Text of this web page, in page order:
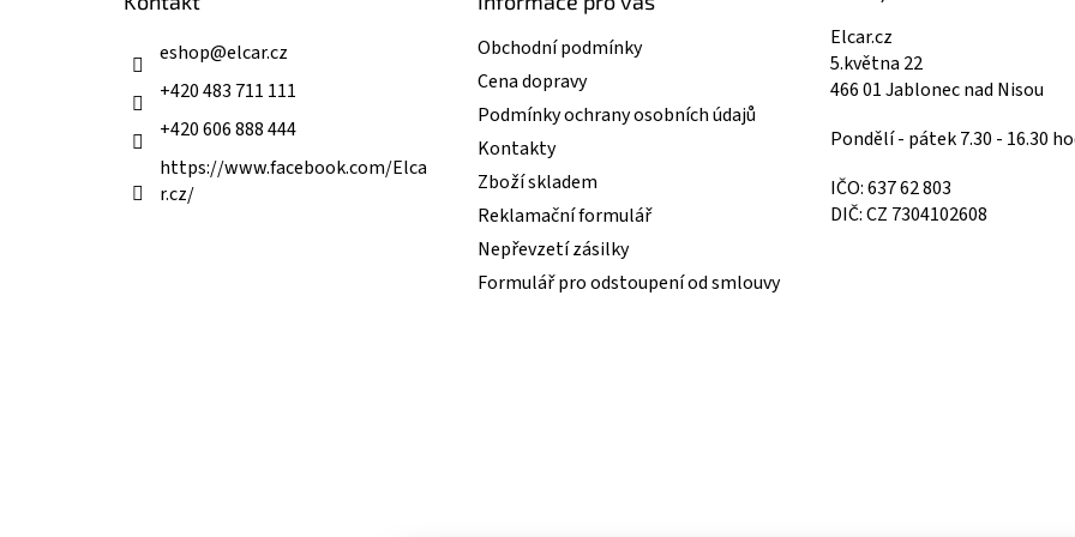
eshop@elcar.cz
+420 483 711 111
+420 606 888 444
https://www.facebook.com/Elca
r.cz/
Obchodní podmínky
Cena dopravy
Podmínky ochrany osobních údajů
Kontakty
Zboží skladem
Reklamační formulář
Nepřevzetí zásilky
Formulář pro odstoupení od smlouvy
Elcar.cz
5.května 22
466 01 Jablonec nad Nisou
Pondělí - pátek 7.30 - 16.30
IČO: 637 62 803
DIČ: CZ 7304102608